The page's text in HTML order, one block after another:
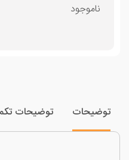
ناموجود
توضیحات تکمیلی